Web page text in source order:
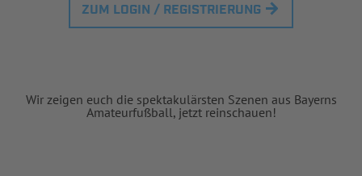
ZUM LOGIN / REGISTRIERUNG
Wir zeigen euch die spektakulärsten Szenen aus Bayerns
Amateurfußball, jetzt reinschauen!